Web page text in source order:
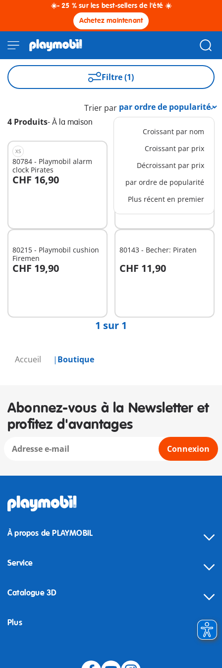
☀️- 25 % sur les best-sellers de l'été ☀️
Achetez maintenant
Accueil Boutique
Filtre (1)
4 Produits- À la maison
Trier par
Croissant par nom
Croissant par prix
Décroissant par prix
par ordre de popularité
Plus récent en premier
XS
80784 - Playmobil alarm
clock Pirates
CHF 16,90
Au panier
80144 - Becher: Polizei
CHF 11,90
Non
disponible
80215 - Playmobil cushion
Firemen
CHF 19,90
80143 - Becher: Piraten
CHF 11,90
1 sur 1
Abonnez-vous à la Newsletter et
profitez d'avantages
Connexion
À propos de PLAYMOBIL
Service
Catalogue 3D
Plus